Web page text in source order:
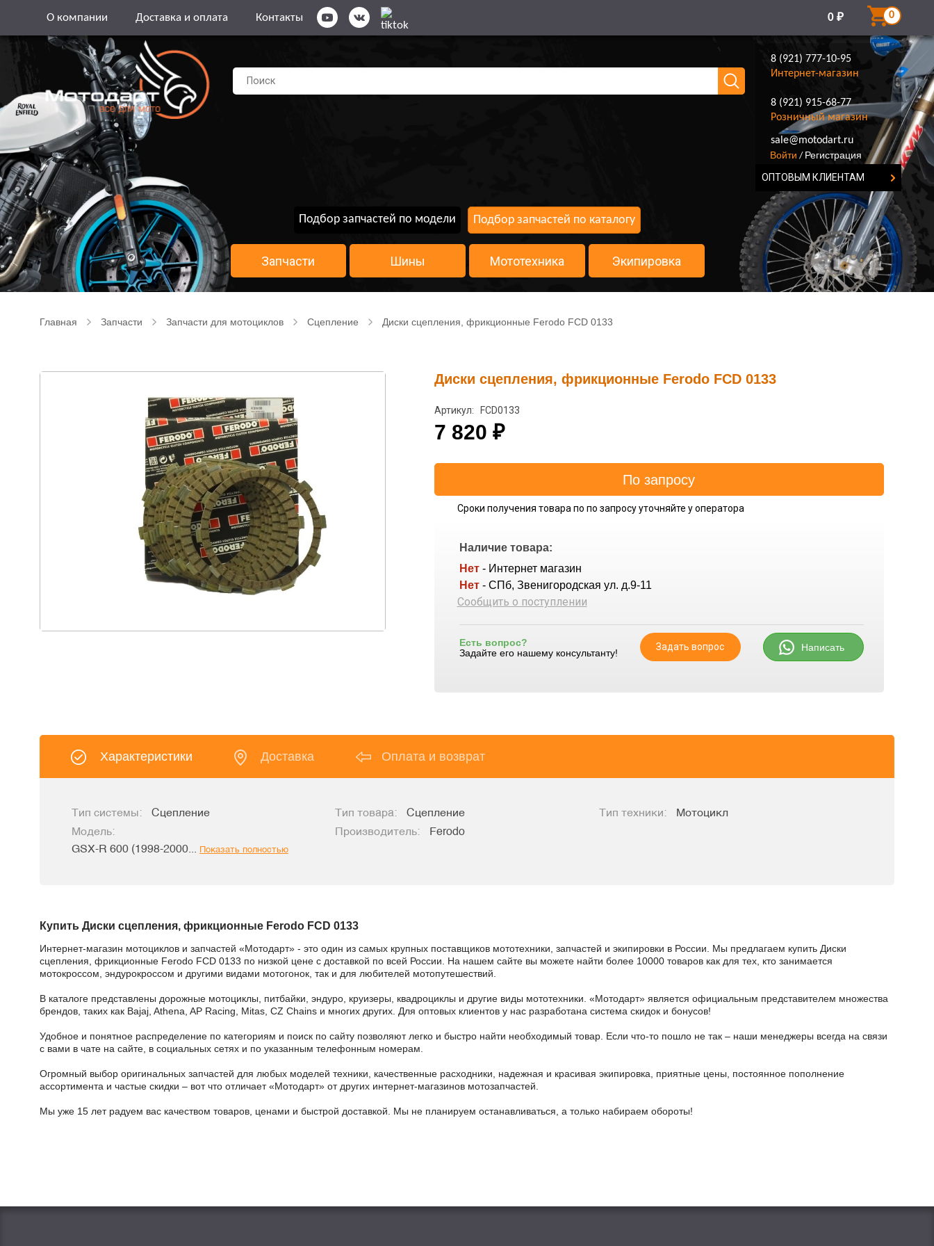
О компании Доставка и оплата Контакты 0 ₽ 0
8 (921) 777-10-95
Интернет-магазин
8 (921) 915-68-77
Розничный магазин
8 (921) 777-10-95
sale@motodart.ru
Войти / Регистрация
ОПТОВЫМ КЛИЕНТАМ
Подбор запчастей по модели Подбор запчастей по каталогу
Запчасти Шины Мототехника Экипировка
Главная Запчасти Запчасти для мотоциклов Сцепление Диски сцепления, фрикционные Ferodo FCD 0133
Диски сцепления, фрикционные Ferodo FCD 0133
Артикул: FCD0133
7 820 ₽
Сроки получения товара по по запросу уточняйте у оператора
Наличие товара:
Нет - Интернет магазин
Нет - СПб, Звенигородская ул. д.9-11
Сообщить о поступлении
Есть вопрос?
Задайте его нашему консультанту!
Задать вопрос Написать
Характеристики Доставка Оплата и возврат
Тип системы: Сцепление Тип товара: Сцепление Тип техники:
Мотоцикл
Модель:
GSX-R 600 (1998-2000... Показать полностью
Производитель: Ferodo
Купить Диски сцепления, фрикционные Ferodo FCD 0133
Интернет-магазин мотоциклов и запчастей «Мотодарт» - это один из самых крупных поставщиков мототехники, запчастей и экипировки в России. Мы предлагаем купить Диски
сцепления, фрикционные Ferodo FCD 0133 по низкой цене с доставкой по всей России. На нашем сайте вы можете найти более 10000 товаров как для тех, кто занимается
мотокроссом, эндурокроссом и другими видами мотогонок, так и для любителей мотопутешествий.
В каталоге представлены дорожные мотоциклы, питбайки, эндуро, круизеры, квадроциклы и другие виды мототехники. «Мотодарт» является официальным представителем множества
брендов, таких как Bajaj, Athena, AP Racing, Mitas, CZ Chains и многих других. Для оптовых клиентов у нас разработана система скидок и бонусов!
Удобное и понятное распределение по категориям и поиск по сайту позволяют легко и быстро найти необходимый товар. Если что-то пошло не так – наши менеджеры всегда на связи
с вами в чате на сайте, в социальных сетях и по указанным телефонным номерам.
Огромный выбор оригинальных запчастей для любых моделей техники, качественные расходники, надежная и красивая экипировка, приятные цены, постоянное пополнение
ассортимента и частые скидки – вот что отличает «Мотодарт» от других интернет-магазинов мотозапчастей.
Мы уже 15 лет радуем вас качеством товаров, ценами и быстрой доставкой. Мы не планируем останавливаться, а только набираем обороты!